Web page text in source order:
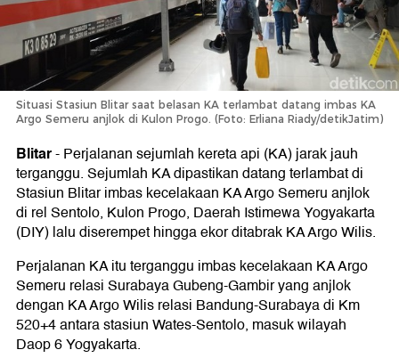
Situasi Stasiun Blitar saat belasan KA terlambat datang imbas KA
Argo Semeru anjlok di Kulon Progo. (Foto: Erliana Riady/detikJatim)
Blitar-Perjalanan sejumlah kereta api (KA) jarak jauh
terganggu. Sejumlah KA dipastikan datang terlambat di
Stasiun Blitar imbas kecelakaan KA Argo Semeru anjlok
di rel Sentolo, Kulon Progo, Daerah Istimewa Yogyakarta
(DIY) lalu diserempet hingga ekor ditabrak KA Argo Wilis.
Perjalanan KA itu terganggu imbas kecelakaan KA Argo
Semeru relasi Surabaya Gubeng-Gambir yang anjlok
dengan KA Argo Wilis relasi Bandung-Surabaya di Km
520+4 antara stasiun Wates-Sentolo, masuk wilayah
Daop 6 Yogyakarta.